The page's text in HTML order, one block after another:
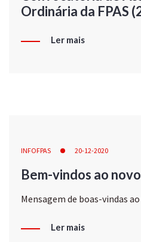
Ordinária da FPAS
Ler mais
INFOFPAS 20-12-2020
Bem-vindos ao
Mensagem de boas-vindas
Ler mais